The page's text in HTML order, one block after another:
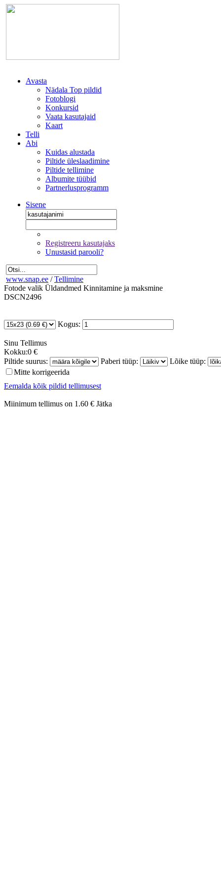
Avasta
Nädala Top pildid
Fotoblogi
Konkursid
Vaata kasutajaid
Kaart
Telli
Abi
Kuidas alustada
Piltide üleslaadimine
Piltide tellimine
Albumite tüübid
Partnerlusprogramm
Sisene
Registreeru kasutajaks
Unustasid parooli?
www.snap.ee / Tellimine
Fotode valik Üldandmed Kinnitamine ja maksmine
DSCN2496
Kogus:
Sinu Tellimus
Kokku:0 €
Piltide suurus:
Paberi tüüp:
Lõike tüüp:
Mitte korrigeerida
Eemalda kõik pildid tellimusest
Miinimum tellimus on 1.60 € Jätka